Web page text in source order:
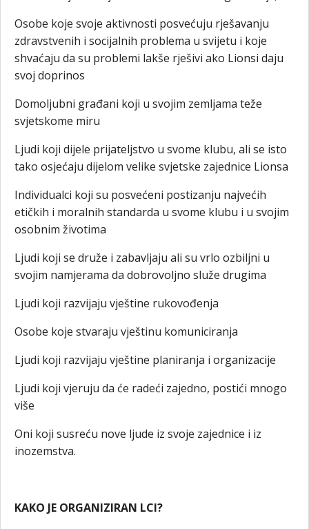
Osobe koje svoje aktivnosti posvećuju rješavanju
zdravstvenih i socijalnih problema u svijetu i koje
shvaćaju da su problemi lakše rješivi ako Lionsi daju
svoj doprinos
Domoljubni građani koji u svojim zemljama teže
svjetskome miru
Ljudi koji dijele prijateljstvo u svome klubu, ali se isto
tako osjećaju dijelom velike svjetske zajednice Lionsa
Individualci koji su posvećeni postizanju najvećih
etičkih i moralnih standarda u svome klubu i u svojim
osobnim životima
Ljudi koji se druže i zabavljaju ali su vrlo ozbiljni u
svojim namjerama da dobrovoljno služe drugima
Ljudi koji razvijaju vještine rukovođenja
Osobe koje stvaraju vještinu komuniciranja
Ljudi koji razvijaju vještine planiranja i organizacije
Ljudi koji vjeruju da će radeći zajedno, postići mnogo
više
Oni koji susreću nove ljude iz svoje zajednice i iz
inozemstva.
KAKO JE ORGANIZIRAN LCI?